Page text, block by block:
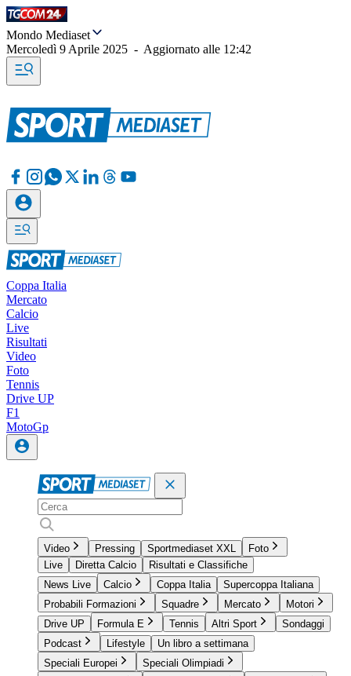
Mondo Mediaset
Mercoledì 9 Aprile 2025 - Aggiornato alle 12:42
Coppa Italia
Mercato
Calcio
Live
Risultati
Video
Foto
Tennis
Drive UP
F1
MotoGp
Video Pressing Sportmediaset XXL
Foto
Live
Diretta Calcio
Risultati e Classifiche
News Live
Calcio Coppa Italia
Supercoppa Italiana
Probabili Formazioni
Squadre Mercato
Motori
Drive UP
Formula E Tennis Altri Sport
Sondaggi
Podcast
Lifestyle
Un libro a settimana
Speciali Europei
Speciali Olimpiadi